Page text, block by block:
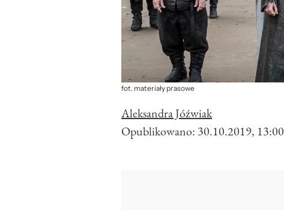
fot. materiały prasowe
Aleksandra Jóźwiak
Opublikowano: 30.10.2019, 13:00